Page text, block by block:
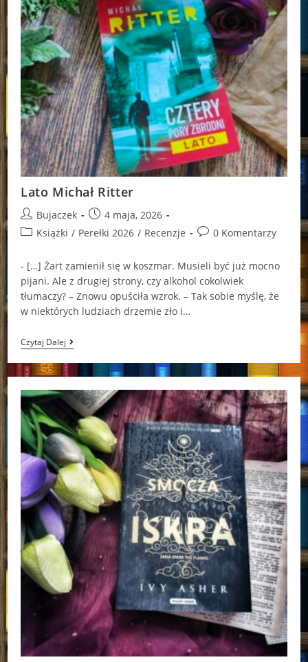
Lato Michał Ritter
Post
author:
Bujaczek
Post
published:
4 maja, 2026
PostKsiążki / Perełki 2026 / Recenzje
Post0 Komentarzy
- […] Żart zamienił się w koszmar. Musieli być już mocno
pijani. Ale z drugiej strony, czy alkohol cokolwiek
tłumaczy? – Znowu opuściła wzrok. – Tak sobie myślę, że
w niektórych ludziach drzemie zło i…
Czytaj DalejLato
Michał
Ritter